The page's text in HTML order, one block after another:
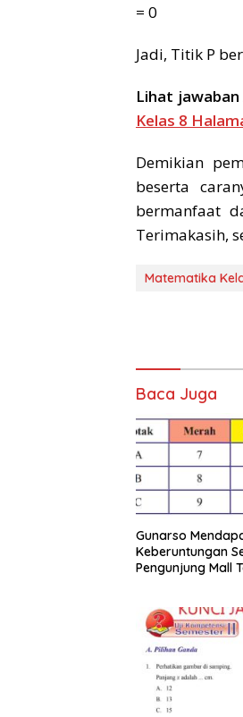
= 0
Jadi, Titik P
Lihat
Kelas 8
Demikian
beserta
bermanfaat
Terimakasih,
Matematika
Baca Juga
Gunarso
Keberuntungan
Pengunjung Mall